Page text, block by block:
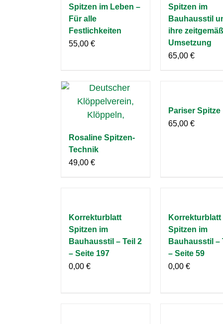
Spitzen im Leben –
Für alle
Festlichkeiten
55,00 €
Spitzen im
Bauhausstil
ihre
Umsetzung
65,00€
Rosaline Spitzen-
Technik
49,00 €
Pariser Spitze
65,00€
Korrekturblatt
Spitzen im
Bauhausstil – Teil 2
– Seite 197
0,00 €
Korrekturblatt
Spitzen im
Bauhausstil –
– Seite 59
0,00€